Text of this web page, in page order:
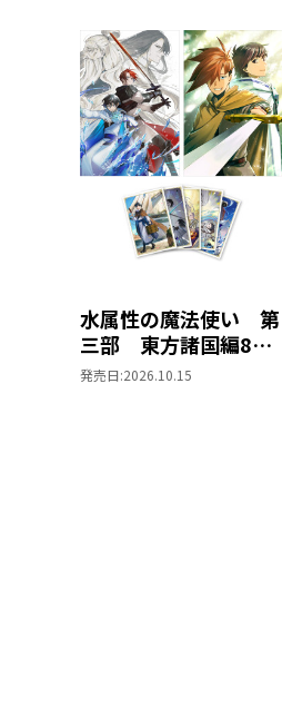
水属性の魔法使い 第
三部 東方諸国編8
同時発売まとめ買いセ
発売日:2026.10.15